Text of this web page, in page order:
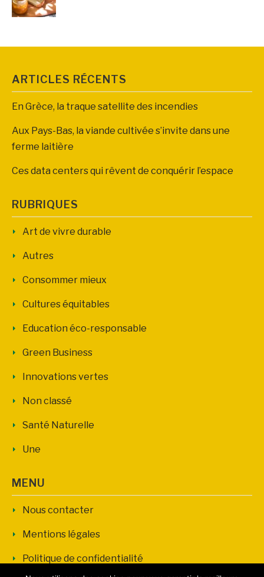
ARTICLES RÉCENTS
En Grèce, la traque satellite des incendies
Aux Pays-Bas, la viande cultivée s’invite dans une
ferme laitière
Ces data centers qui rêvent de conquérir l’espace
RUBRIQUES
Art de vivre durable
Autres
Consommer mieux
Cultures équitables
Education éco-responsable
Green Business
Innovations vertes
Non classé
Santé Naturelle
Une
MENU
Nous contacter
Mentions légales
Politique de confidentialité